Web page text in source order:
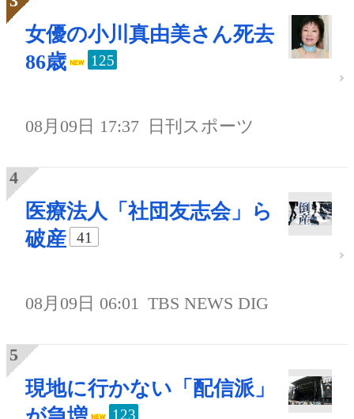
女優の小川真由美さん死去
86歳
125
08月09日 17:37 日刊スポーツ
医療法人「社団友志会」ら
破産
41
08月09日 06:01 TBS NEWS DIG
現地に行かない「配信派」
123